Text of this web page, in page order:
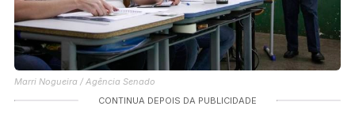
Marri Nogueira / Agência Senado
CONTINUA DEPOIS DA PUBLICIDADE